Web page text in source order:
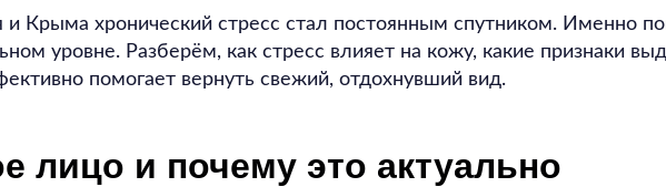
Крыма хронический стресс стал постоянным спутником. Именно
уровне. Разберём, как стресс влияет на кожу, какие признаки
помогает вернуть свежий, отдохнувший вид.
лицо и почему это актуально